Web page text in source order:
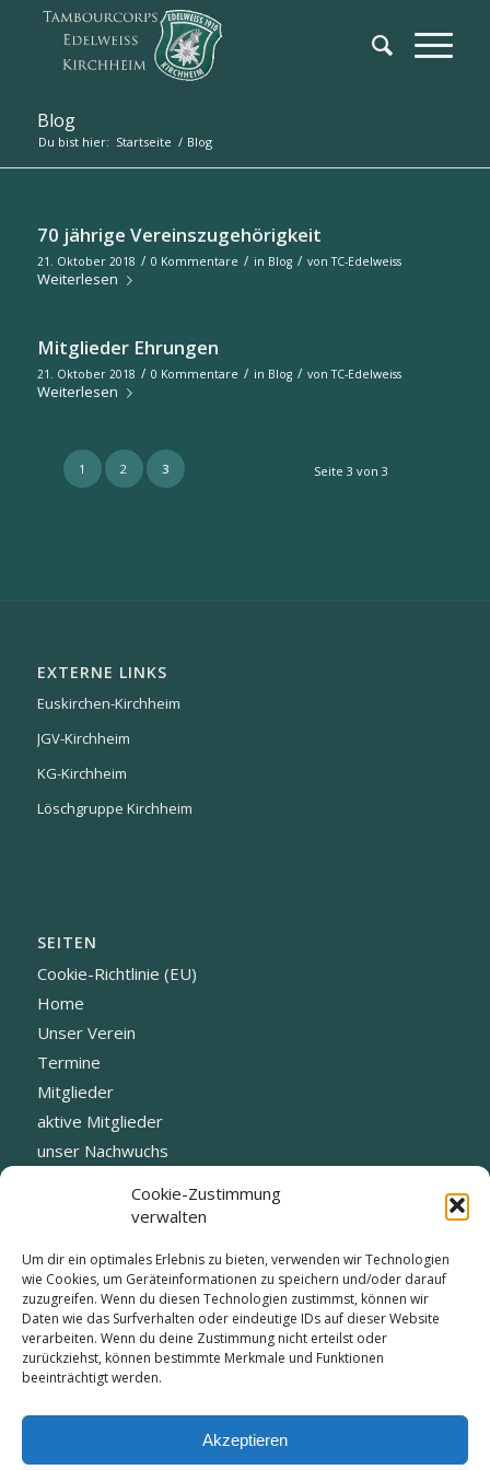
Cookie-Zustimmung
verwalten
Um dir ein optimales Erlebnis zu bieten, verwenden wir Technologien
wie Cookies, um Geräteinformationen zu speichern und/oder darauf
zuzugreifen. Wenn du diesen Technologien zustimmst, können wir
Daten wie das Surfverhalten oder eindeutige IDs auf dieser Website
verarbeiten. Wenn du deine Zustimmung nicht erteilst oder
zurückziehst, können bestimmte Merkmale und Funktionen
beeinträchtigt werden.
Akzeptieren
Blog
Du bist hier: Startseite / Blog
70 jährige Vereinszugehörigkeit
21. Oktober 2018 / 0 Kommentare / in Blog / vonTC-Edelweiss
Weiterlesen
Mitglieder Ehrungen
21. Oktober 2018 / 0 Kommentare / in Blog / vonTC-Edelweiss
Weiterlesen
Seite 3 von 3
1 2 3
EXTERNE LINKS
Euskirchen-Kirchheim
JGV-Kirchheim
KG-Kirchheim
Löschgruppe Kirchheim
SEITEN
Cookie-Richtlinie (EU)
Home
Unser Verein
Termine
Mitglieder
aktive Mitglieder
unser Nachwuchs
Datenschutz
Vorstand
KONTAKT: